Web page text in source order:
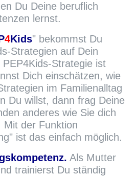
Du Deine beruflich
lernst.
4Kids" bekommst Du
Strategien auf Dein
Strategie ist
Dich einschätzen, wie
im Familienalltag
Du willst, dann frag Deine
anderes wie Sie dich
Mit der Funktion
ist das einfach möglich.
Als Mutter
trainierst Du ständig